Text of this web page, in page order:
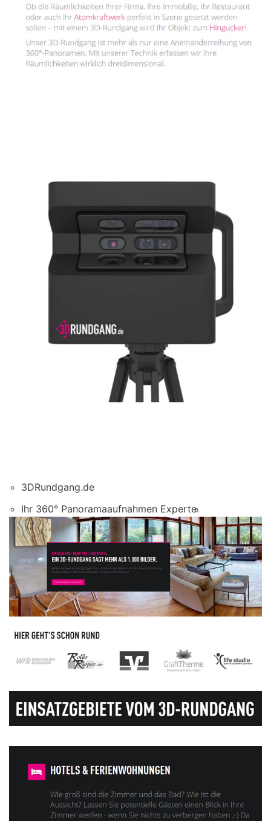
3DRundgang.de
Ihr 360° Panoramaaufnahmen Experte.